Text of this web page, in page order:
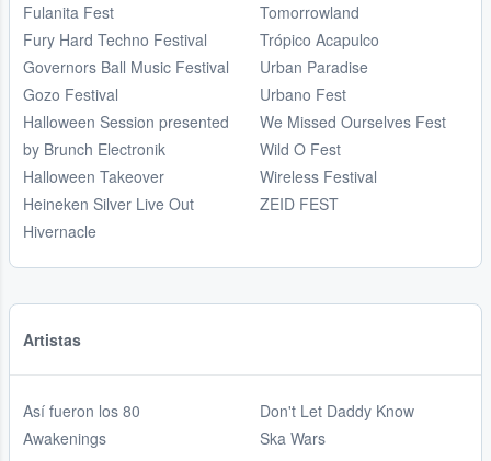
Fulanita Fest
Fury Hard Techno Festival
Governors Ball Music Festival
Gozo Festival
Halloween Session presented
by Brunch Electronik
Halloween Takeover
Heineken Silver Live Out
Hivernacle
Tomorrowland
Trópico Acapulco
Urban Paradise
Urbano Fest
We Missed Ourselves Fest
Wild O Fest
Wireless Festival
ZEID FEST
Artistas
Así fueron los 80
Awakenings
Don't Let Daddy Know
Ska Wars